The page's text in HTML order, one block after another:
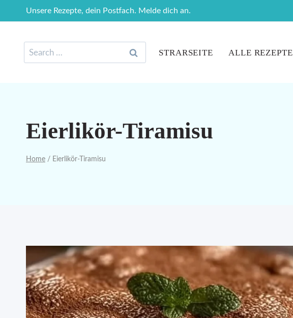
to
Unsere Rezepte, dein Postfach. Melde dich an.
Search
for:
STRARSEITE ALLE REZEPTE
Eierlikör-Tiramisu
Home / Eierlikör-Tiramisu